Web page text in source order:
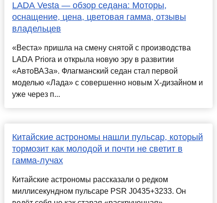
LADA Vesta — обзор седана: Моторы,
оснащение, цена, цветовая гамма, отзывы
владельцев
«Веста» пришла на смену снятой с производства
LADA Priora и открыла новую эру в развитии
«АвтоВАЗа». Флагманский седан стал первой
моделью «Лада» с совершенно новым Х-дизайном и
уже через п...
Китайские астрономы нашли пульсар, который
тормозит как молодой и почти не светит в
гамма-лучах
Китайские астрономы рассказали о редком
миллисекундном пульсаре PSR J0435+3233. Он